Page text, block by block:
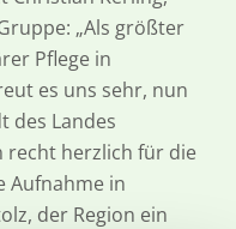
„Als größter
Pflege in
es uns sehr, nun
des Landes
recht herzlich für die
Aufnahme in
der Region ein